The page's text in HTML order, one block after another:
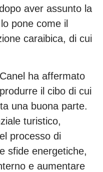
aver assunto la
pone come il
caraibica, di cui
ha affermato
il cibo di cui
una buona parte.
turistico,
processo di
sfide energetiche,
e aumentare